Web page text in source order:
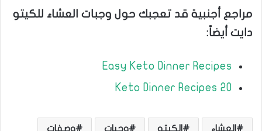
مراجع أجنبية قد تعجبك حول وجبات العشاء للكيتو
دايت أيضاً:
Easy Keto Dinner Recipes
20 Keto Dinner Recipes
العشاء الكيتو وجبات وصفات